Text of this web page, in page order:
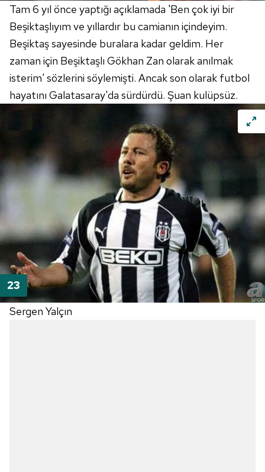
Tam 6 yıl önce yaptığı açıklamada 'Ben çok iyi bir
Beşiktaşlıyım ve yıllardır bu camianın içindeyim.
Beşiktaş sayesinde buralara kadar geldim. Her
zaman için Beşiktaşlı Gökhan Zan olarak anılmak
isterim' sözlerini söylemişti. Ancak son olarak futbol
hayatını Galatasaray'da sürdürdü. Şuan kulüpsüz.
Sergen Yalçın